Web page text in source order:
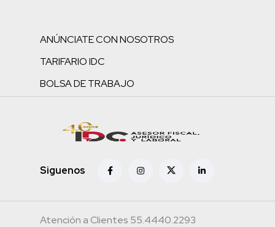
ANÚNCIATE CON NOSOTROS
TARIFARIO IDC
BOLSA DE TRABAJO
Siguenos
Atención a Clientes 55.4440.2293